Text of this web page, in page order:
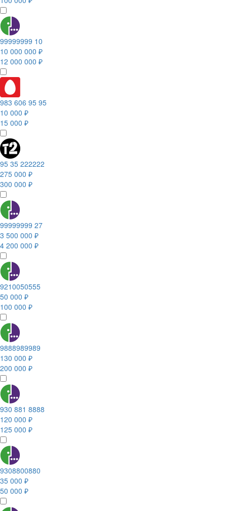
99999999 10
10 000 000 ₽
12 000 000 ₽
983 606 95 95
10 000 ₽
15 000 ₽
95 35 222222
275 000 ₽
300 000 ₽
99999999 27
3 500 000 ₽
4 200 000 ₽
9210050555
50 000 ₽
100 000 ₽
9888989989
130 000 ₽
200 000 ₽
930 881 8888
120 000 ₽
125 000 ₽
9308800880
35 000 ₽
50 000 ₽